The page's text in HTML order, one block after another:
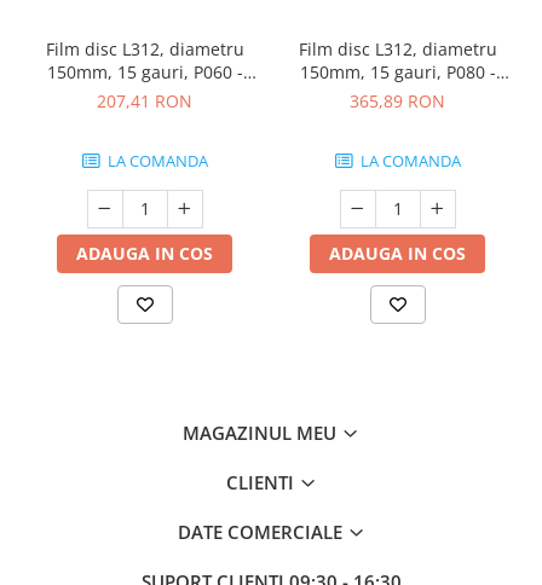
Film disc L312, diametru
150mm, 15 gauri, P060 -
Sunmight
207,41 RON
LA COMANDA
ADAUGA IN COS
Film disc L312, diametru
150mm, 15 gauri, P080 -
Sunmight
365,89 RON
LA COMANDA
ADAUGA IN COS
MAGAZINUL MEU
CLIENTI
DATE COMERCIALE